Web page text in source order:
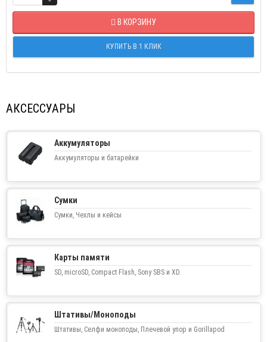
В КОРЗИНУ
КУПИТЬ В 1 КЛИК
АКСЕССУАРЫ
Аккумуляторы
Аккумуляторы и батарейки
Сумки
Сумки, Чехлы и кейсы
Карты памяти
SD, microSD, Compact Flash, Sony SBS и XD.
Штативы/Моноподы
Штативы, Селфи моноподы, Плечевой упор и Gorillapod